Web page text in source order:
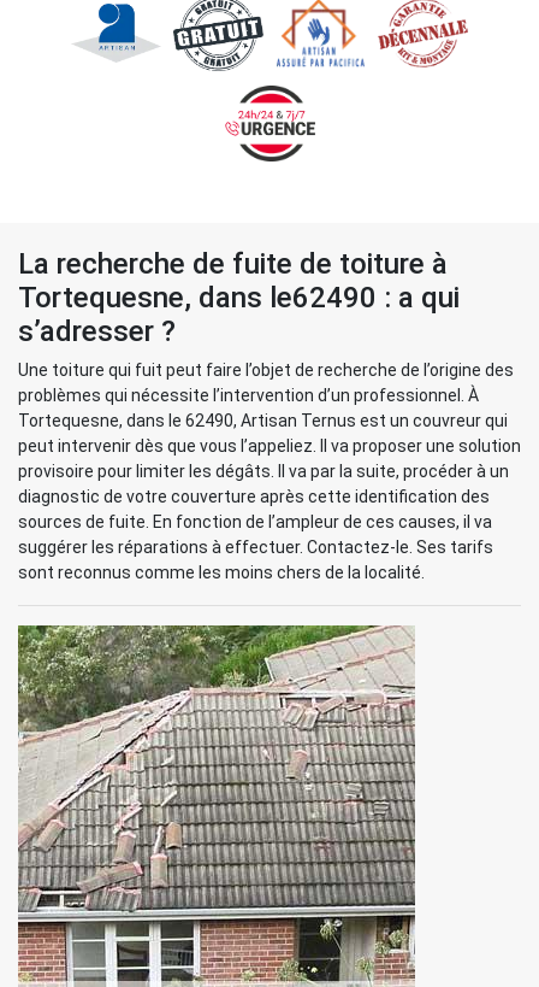
La recherche de fuite de toiture à
Tortequesne, dans le62490 : a qui
s’adresser ?
Une toiture qui fuit peut faire l’objet de recherche de l’origine des
problèmes qui nécessite l’intervention d’un professionnel. À
Tortequesne, dans le 62490, Artisan Ternus est un couvreur qui
peut intervenir dès que vous l’appeliez. Il va proposer une solution
provisoire pour limiter les dégâts. Il va par la suite, procéder à un
diagnostic de votre couverture après cette identification des
sources de fuite. En fonction de l’ampleur de ces causes, il va
suggérer les réparations à effectuer. Contactez-le. Ses tarifs
sont reconnus comme les moins chers de la localité.